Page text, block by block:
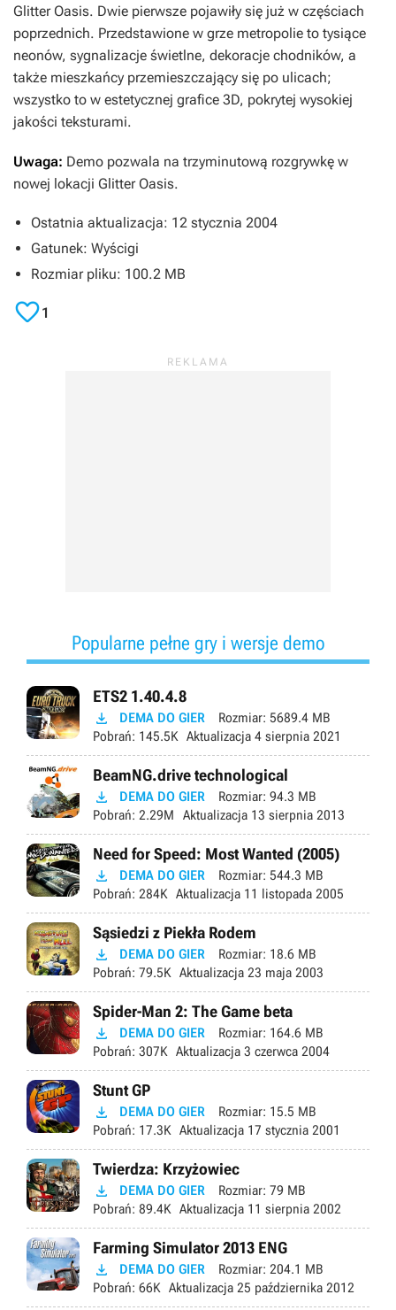
Glitter Oasis. Dwie pierwsze pojawiły się już w częściach
poprzednich. Przedstawione w grze metropolie to tysiące
neonów, sygnalizacje świetlne, dekoracje chodników, a
także mieszkańcy przemieszczający się po ulicach;
wszystko to w estetycznej grafice 3D, pokrytej wysokiej
jakości teksturami.
Uwaga: Demo pozwala na trzyminutową rozgrywkę w
nowej lokacji Glitter Oasis.
Ostatnia aktualizacja: 12 stycznia 2004
Gatunek: Wyścigi
Rozmiar pliku: 100.2 MB
1
Popularne pełne gry i wersje demo
ETS2 1.40.4.8
 DEMA DO GIER Rozmiar: 5689.4 MB
Pobrań: 145.5K Aktualizacja 4 sierpnia 2021
BeamNG.drive technological
 DEMA DO GIER Rozmiar: 94.3 MB
Pobrań: 2.29M Aktualizacja 13 sierpnia 2013
Need for Speed: Most Wanted (2005)
 DEMA DO GIER Rozmiar: 544.3 MB
Pobrań: 284K Aktualizacja 11 listopada 2005
Sąsiedzi z Piekła Rodem
 DEMA DO GIER Rozmiar: 18.6 MB
Pobrań: 79.5K Aktualizacja 23 maja 2003
Spider-Man 2: The Game beta
 DEMA DO GIER Rozmiar: 164.6 MB
Pobrań: 307K Aktualizacja 3 czerwca 2004
Stunt GP
 DEMA DO GIER Rozmiar: 15.5 MB
Pobrań: 17.3K Aktualizacja 17 stycznia 2001
Twierdza: Krzyżowiec
 DEMA DO GIER Rozmiar: 79 MB
Pobrań: 89.4K Aktualizacja 11 sierpnia 2002
Farming Simulator 2013 ENG
 DEMA DO GIER Rozmiar: 204.1 MB
Pobrań: 66K Aktualizacja 25 października 2012